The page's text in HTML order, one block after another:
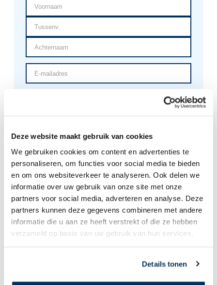
Deze website maakt gebruik van cookies
We gebruiken cookies om content en advertenties te
personaliseren, om functies voor social media te bieden
en om ons websiteverkeer te analyseren. Ook delen we
informatie over uw gebruik van onze site met onze
partners voor social media, adverteren en analyse. Deze
partners kunnen deze gegevens combineren met andere
informatie die u aan ze heeft verstrekt of die ze hebben
verzameld op basis van uw gebruik van hun services.
Details tonen
Voornaam
Tussenv.
Achternaam
E-
mailadres (Vereist)
voor
de
actievoerder
Laat mijn naam niet zien bij deze donatie
Doe mee
Doe mee en start je eigen actie binnen dit team!